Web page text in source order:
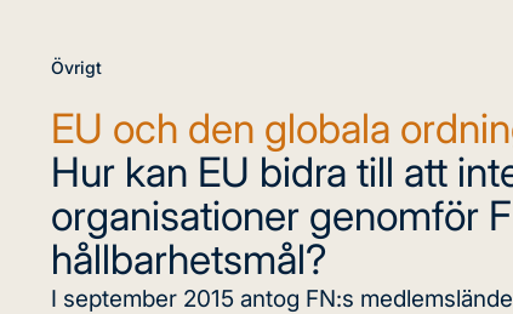
Övrigt
EU och den globala
Hur kan EU bidra till att
organisationer genomför
hållbarhetsmål?
I september 2015 antog FN:s